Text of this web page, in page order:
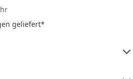
geliefert*